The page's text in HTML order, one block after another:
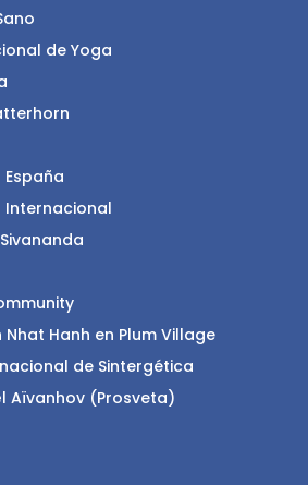
de Yoga
Internacional
Nhat Hanh en Plum Village
de Sintergética
Aïvanhov (Prosveta)